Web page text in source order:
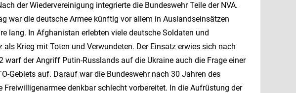
der Wiedervereinigung integrierte die Bundeswehr Teile der NVA.
war die deutsche Armee künftig vor allem in Auslandseinsätzen
lang. In Afghanistan erlebten viele deutsche Soldaten und
Krieg mit Toten und Verwundeten. Der Einsatz erwies sich nach
der Angriff Putin-Russlands auf die Ukraine auch die Frage einer
Gebiets auf. Darauf war die Bundeswehr nach 30 Jahren des
Freiwilligenarmee denkbar schlecht vorbereitet. In die Aufrüstung der